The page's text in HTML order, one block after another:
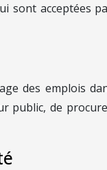
sont acceptées
des emplois
de